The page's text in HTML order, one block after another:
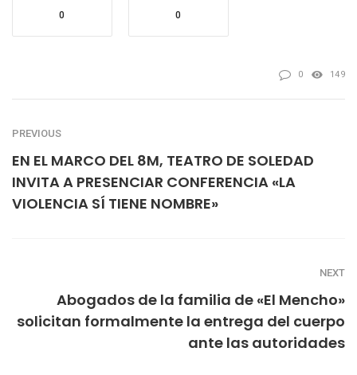
0 0
0 149
PREVIOUS
EN EL MARCO DEL 8M, TEATRO DE SOLEDAD
INVITA A PRESENCIAR CONFERENCIA «LA
VIOLENCIA SÍ TIENE NOMBRE»
NEXT
Abogados de la familia de «El Mencho»
solicitan formalmente la entrega del cuerpo
ante las autoridades